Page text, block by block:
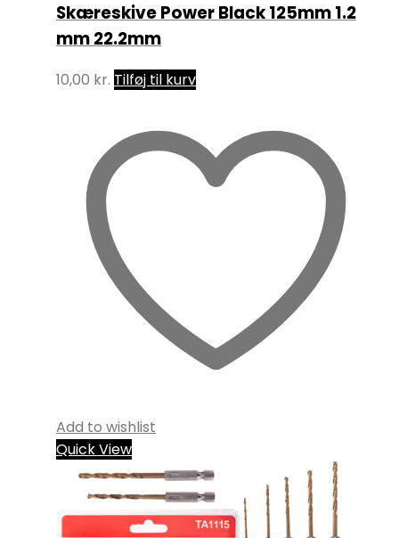
Skæreskive Power Black 125mm 1.2
mm 22.2mm
10,00 kr. Tilføj til kurv
Add to wishlist
Quick View